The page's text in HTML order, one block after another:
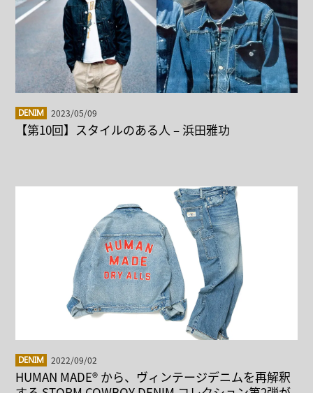
DENIM 2023/05/09
【第10回】スタイルのある人 – 浜田雅功
DENIM 2022/09/02
HUMAN MADE® から、ヴィンテージデニムを再解釈